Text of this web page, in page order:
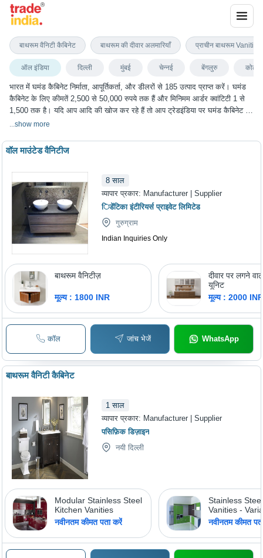
भारत में घमंड कैबिनेट निर्माता, आपूर्तिकर्ता, और डीलरों से 185 उत्पाद प्राप्त करें। घमंड
कैबिनेट के लिए कीमतें 2,500 से 50,000 रुपये तक हैं और मिनिमम आर्डर क्वांटिटी 1 से
1,500 तक है। यदि आप आदि की खोज कर रहे हैं तो आप ट्रेडइंडिया पर घमंड कैबिनेट के
सबसे अच्छा विकल्प चुन सकते हैं। हम विभिन्न शहरों में घमंड कैबिनेट के विकल्प प्रदान
...show more
ऑल इंडिया दिल्ली मुंबई चेन्नई बेंगलुरु
वॉल माउंटेड वैनिटीज
8 साल
व्यापार प्रकार: Manufacturer | Supplier
िडेंटिका इंटीरियर्स प्राइवेट लिमिटेड
गुरुग्राम
Indian Inquiries Only
बाथरूम वैनिटीज़
मूल्य : 1800 INR
दीवार पर लगने
यूनिट
मूल्य : 2000
कॉल जांच भेजें WhatsApp
बाथरूम वैनिटी कैबिनेट
1 साल
व्यापार प्रकार: Manufacturer | Supplier
पसिफ़िक डिज़ाइन
नयी दिल्ली
Modular Stainless Steel
Kitchen Vanities
नवीनतम कीमत पता करें
Stainless
Vanities -
Dimensions,
Stylish,
नवीनतम कीमत
बाथरूम वैनिटी कैबिनेट बाथरूम की दीवार अलमारियाँ प्राचीन बाथरूम Vanities